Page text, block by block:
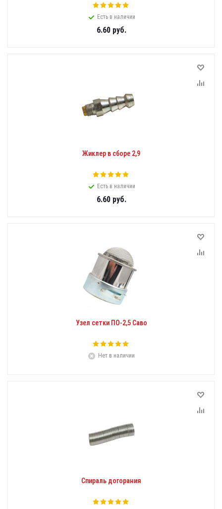
Есть в наличии
6.60руб.
Жиклер в сборе 2,9
Есть в наличии
6.60руб.
Узел сетки ПО-2,5 Саво
Нет в наличии
Спираль догорания